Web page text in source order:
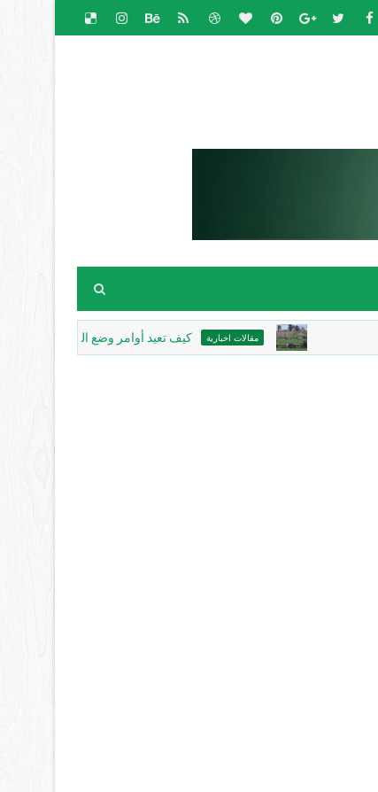
مقالات اخبارية كيف تعيد أوامر وضع اليد رسم خريطة جنين؟